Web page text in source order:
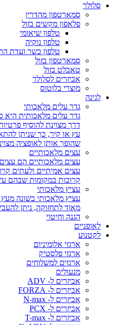
סלולר
סמארטפון מהדרין
פלאפון מקשים בזול
טלפון שיאומי
טלפון נוקיה
טלפון כשר ועדת
סמארטפון בזול
טאבלט בזול
אביזרים לסלולר
מוצרי בלוטוס
לגינה
גדר עלים מלאכותי
גדר עלים מלאכותית היא
דרך מצוינת להוסיף
עץ או קיר, כך שניתן
שהופך אותן לאופציה
עצים מלאכותיים
עצים מלאכותיים הם
עצים אמיתיים ולעתים
קרובות במקומות שבהם
עציץ מלאכותי
מאוד לתחזוקה, ניתן
הגנה וחיטוי
לאופניים
לקטנוע
ארגזי אלומיניום
ארגזי פלסטיק
ארגזים למשלוחים
מנעולים
אביזרים ל- ADV
אביזרים ל- FORZA
אביזרים ל- N-max
אביזרים ל- PCX
אביזרים ל- T-max